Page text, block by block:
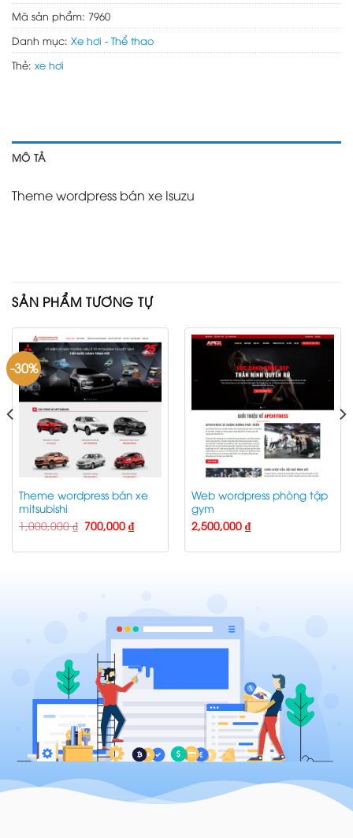
Mã sản phẩm: 7960
Danh mục: Xe hơi - Thể thao
Thẻ: xe hơi
MÔ TẢ
Theme wordpress bán xe Isuzu
SẢN PHẨM TƯƠNG TỰ
-30%
Theme wordpress bán xe
mitsubishi
1,000,000₫ Giá
gốc
1,000,000 ₫.
700,000 ₫Giá
hiện
là:
Web wordpress phòng tập
gym
2,500,000 ₫